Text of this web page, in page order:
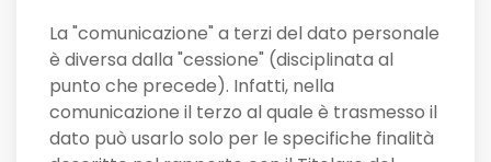
La "comunicazione" a terzi del dato personale
è diversa dalla "cessione" (disciplinata al
punto che precede). Infatti, nella
comunicazione il terzo al quale è trasmesso il
dato può usarlo solo per le specifiche finalità